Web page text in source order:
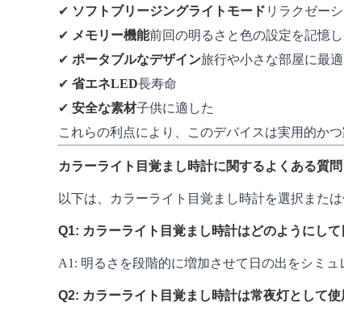
✔ ソフトブリージングライトモード リラクゼー
✔ メモリー機能前回の明るさと色の設定を記憶
✔ ポータブルなデザイン旅行や小さな部屋に最適
✔ 省エネLED長寿命
✔ 安全な素材子供に適した
これらの利点により、このデバイスは実用的かつ
カラーライト目覚まし時計に関するよくある質問
以下は、カラーライト目覚まし時計を選択また
Q1: カラーライト目覚まし時計はどのようにし
A1: 明るさを段階的に増加させて日の出をシミ
Q2: カラーライト目覚まし時計は常夜灯として